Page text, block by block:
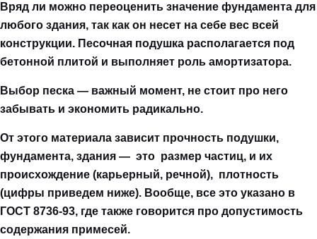
Вряд ли можно переоценить значение фундамента для
любого здания, так как он несет на себе вес всей
конструкции. Песочная подушка располагается под
бетонной плитой и выполняет роль амортизатора.
Выбор песка — важный момент, не стоит про него
забывать и экономить радикально.
От этого материала зависит прочность подушки,
фундамента, здания — это размер частиц, и их
происхождение (карьерный, речной), плотность
(цифры приведем ниже). Вообще, все это указано в
ГОСТ 8736-93, где также говорится про допустимость
содержания примесей.